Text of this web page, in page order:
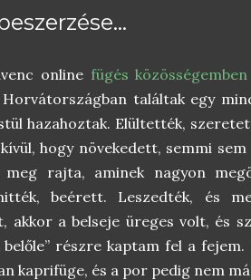
online fügés közösségemben
találtak egy
hazahoztak. Elültették,
hogy növekedett, semmi
meg rajta, aminek nagyon
beérett. Leszedték, és
akkor a belseje üreges volt, és
részre kaptam fel a fejem.
kaprifüge, és a por pedig nem